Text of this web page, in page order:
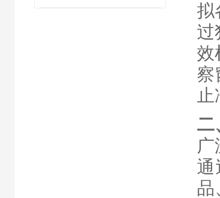
拟
过
效
察
二
通
品